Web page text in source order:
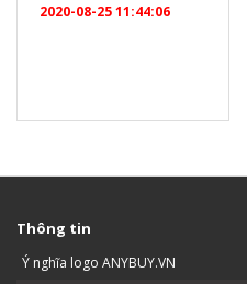
2020-08-25 11:44:06
Thông tin
Ý nghĩa logo ANYBUY.VN